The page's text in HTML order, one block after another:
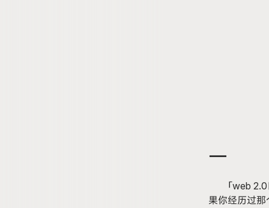
一
「web 2
果你经历过